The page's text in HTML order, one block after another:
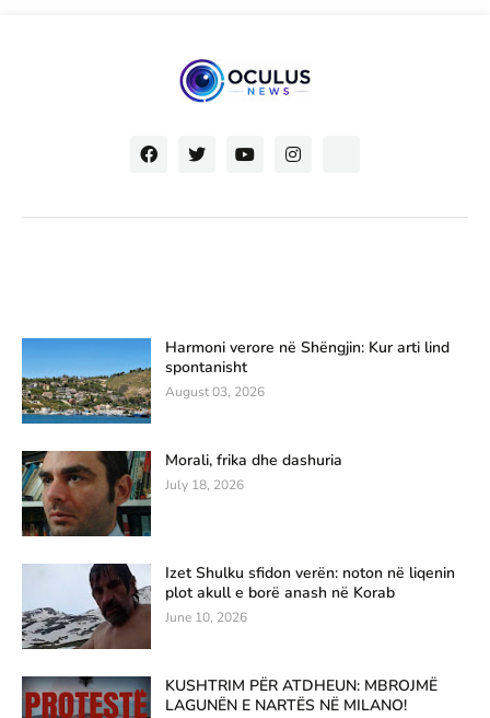
Harmoni verore në Shëngjin: Kur arti lind
spontanisht
August 03, 2026
Morali, frika dhe dashuria
July 18, 2026
Izet Shulku sfidon verën: noton në liqenin
plot akull e borë anash në Korab
June 10, 2026
KUSHTRIM PËR ATDHEUN: MBROJMË
LAGUNËN E NARTËS NË MILANO!